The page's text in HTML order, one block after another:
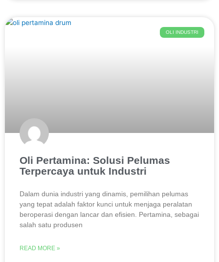
OLI INDUSTRI
Oli Pertamina: Solusi Pelumas
Terpercaya untuk Industri
Dalam dunia industri yang dinamis, pemilihan pelumas
yang tepat adalah faktor kunci untuk menjaga peralatan
beroperasi dengan lancar dan efisien. Pertamina, sebagai
salah satu produsen
READ MORE »